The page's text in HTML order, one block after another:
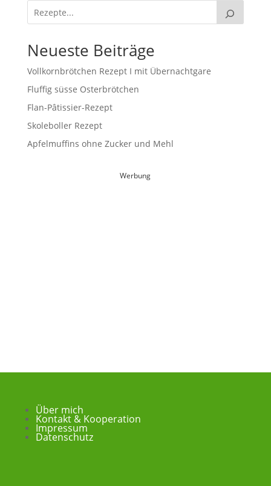
Neueste Beiträge
Vollkornbrötchen Rezept I mit Übernachtgare
Fluffig süsse Osterbrötchen
Flan-Pâtissier-Rezept
Skoleboller Rezept
Apfelmuffins ohne Zucker und Mehl
Werbung
Über mich
Kontakt & Kooperation
Impressum
Datenschutz